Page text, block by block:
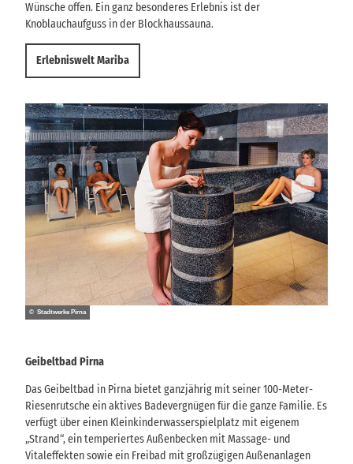
Wünsche offen. Ein ganz besonderes Erlebnis ist der
Knoblauchaufguss in der Blockhaussauna.
Erlebniswelt Mariba
© Stadtwerke Pirna
Geibeltbad Pirna
Das Geibeltbad in Pirna bietet ganzjährig mit seiner 100-Meter-
Riesenrutsche ein aktives Badevergnügen für die ganze Familie. Es
verfügt über einen Kleinkinderwasserspielplatz mit eigenem
„Strand“, ein temperiertes Außenbecken mit Massage- und
Vitaleffekten sowie ein Freibad mit großzügigen Außenanlagen